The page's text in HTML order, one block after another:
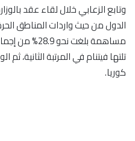
وتابع الزعابي خلال لقاء عقد
مساهمة بلغت
تلتها فيتنام في المرتبة الثانية، ثم
كوريا.